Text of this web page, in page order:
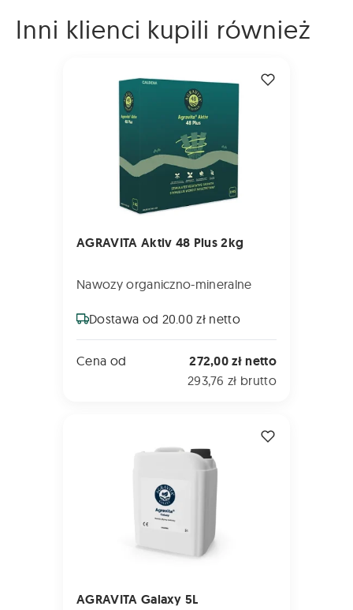
Inni klienci kupili również
AGRAVITA Aktiv 48 Plus 2kg
Nawozy organiczno-mineralne
Dostawa od 20.00 zł netto
Cena od 272,00 zł netto
293,76 zł brutto
AGRAVITA Galaxy 5L